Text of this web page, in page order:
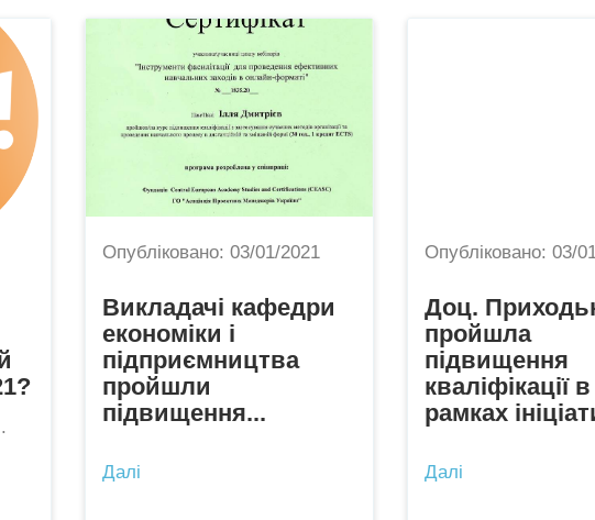
Опубліковано:03/01/2021
Викладачі кафедри
економіки і
підприємництва
пройшли
підвищення...
Далі
Опубліковано: 03/
Доц.
пройшла
підвищення
кваліфікації в
рамках
Далі